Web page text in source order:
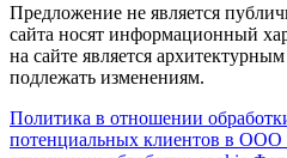
Предложение не является
сайта носят информационный
на сайте является
подлежать изменениям.
Политика в отношении
потенциальных клиентов в ООО